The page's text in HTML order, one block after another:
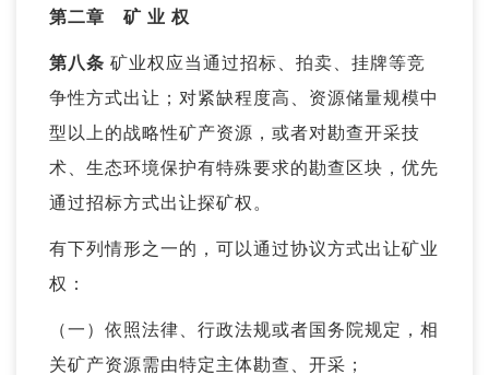
第二章 矿 业 权
第八条 矿业权应当通过招标、拍卖、挂牌等竞
争性方式出让；对紧缺程度高、资源储量规模中
型以上的战略性矿产资源，或者对勘查开采技
术、生态环境保护有特殊要求的勘查区块，优先
通过招标方式出让探矿权。
有下列情形之一的，可以通过协议方式出让矿业
权：
（一）依照法律、行政法规或者国务院规定，相
关矿产资源需由特定主体勘查、开采；